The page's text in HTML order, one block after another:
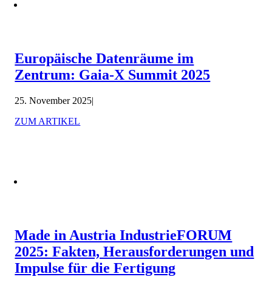
Europäische Datenräume im
Zentrum: Gaia-X Summit 2025
25. November 2025|
ZUM ARTIKEL
Made in Austria IndustrieFORUM
2025: Fakten, Herausforderungen und
Impulse für die Fertigung